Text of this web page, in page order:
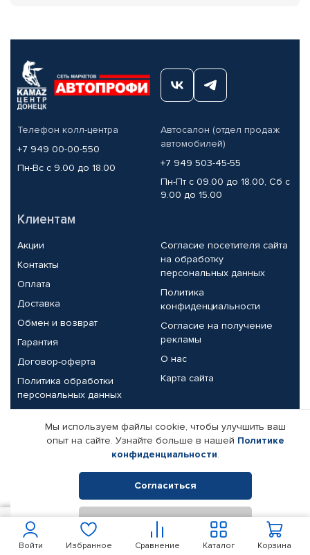
Войти Избранное Сравнение Корзина
Каталог
Телефон колл-центра
+7 949 00-00-550
Пн-Вс с 9.00 до 18.00
Автосалон (отдел продаж
автомобилей)
+7 949 503-45-55
Пн-Пт с 09.00 до 18.00, Сб с
9.00 до 15.00
Клиентам
Акции
Контакты
Оплата
Доставка
Обмен и возврат
Гарантия
Договор-оферта
Политика обработки
персональных данных
Согласие посетителя сайта
на обработку
персональных данных
Политика
конфиденциальности
Согласие на получение
рекламы
О нас
Карта сайта
Партнерам
Корпоративным клиентам
Поставщикам
Реквизиты компании
© КАМАЗ ЦЕНТР ДОНЕЦК, 2015-2026. Все права защищены.
Интернет-магазин автомобильных товаров Автопрофи.
Мы используем файлы cookie, чтобы улучшить ваш
опыт на сайте. Узнайте больше в нашей Политике
конфиденциальности.
Согласиться
Отклонить
1 000 В корзину